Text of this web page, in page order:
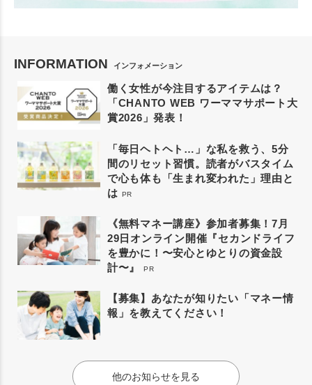
INFORMATION インフォメーション
働く女性が今注目するアイテムは？
「CHANTO WEB ワーママサポート大
賞2026」発表！
「毎日ヘトヘト…」な私を救う、5分
間のリセット習慣。読者がバスタイム
で心も体も「生まれ変われた」理由と
は PR
《無料マネー講座》参加者募集！7月
29日オンライン開催『セカンドライフ
を豊かに！〜安心とゆとりの資金設
計〜』
PR
【募集】あなたが知りたい「マネー情
報」を教えてください！
他のお知らせを見る